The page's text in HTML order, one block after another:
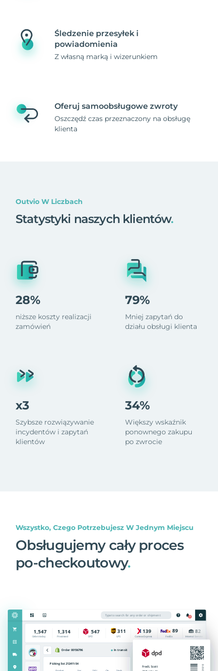
Śledzenie przesyłek i
powiadomienia
Z własną marką i wizerunkiem
Oferuj samoobsługowe zwroty
Oszczędź czas przeznaczony na obsługę
klienta
Outvio W Liczbach
Statystyki naszych klientów.
28%
niższe koszty realizacji
zamówień
x3
Szybsze rozwiązywanie
incydentów i zapytań
klientów
79%
Mniej zapytań do
działu obsługi klienta
34%
Większy wskaźnik
ponownego zakupu
po zwrocie
Wszystko, Czego Potrzebujesz W Jednym Miejscu
Obsługujemy cały proces
po-checkoutowy.